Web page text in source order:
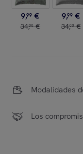
9,99 €
34,00 €
9,99 €
34,00 €
Modalidades
Los